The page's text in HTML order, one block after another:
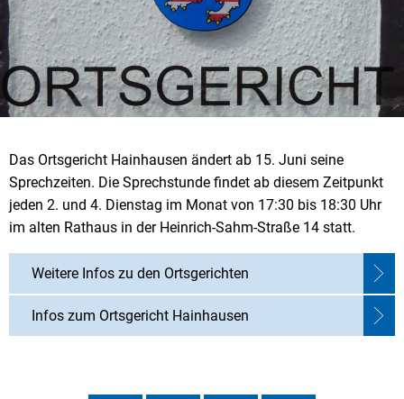
Das Ortsgericht Hainhausen ändert ab 15. Juni seine
Sprechzeiten. Die Sprechstunde findet ab diesem Zeitpunkt
jeden 2. und 4. Dienstag im Monat von 17:30 bis 18:30 Uhr
im alten Rathaus in der Heinrich-Sahm-Straße 14 statt.
Weitere Infos zu den Ortsgerichten
Infos zum Ortsgericht Hainhausen